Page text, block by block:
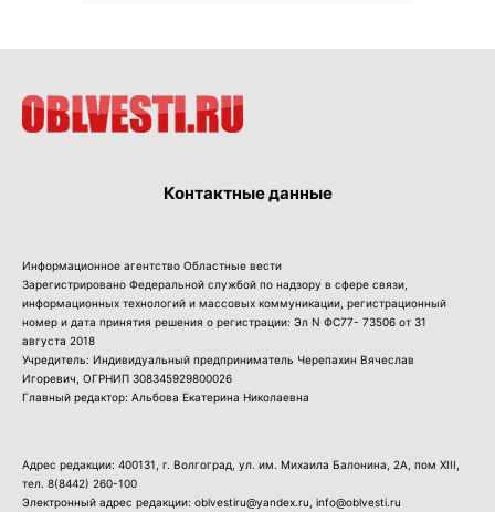
Контактные данные
Информационное агентство Областные вести
Зарегистрировано Федеральной службой по надзору в сфере связи,
информационных технологий и массовых коммуникации, регистрационный
номер и дата принятия решения о регистрации: Эл N ФС77- 73506 от 31
августа 2018
Учредитель: Индивидуальный предприниматель Черепахин Вячеслав
Игоревич, ОГРНИП 308345929800026
Главный редактор: Альбова Екатерина Николаевна
Адрес редакции: 400131, г. Волгоград, ул. им. Михаила Балонина, 2А, пом XIII,
тел. 8(8442) 260-100
Электронный адрес редакции: oblvestiru@yandex.ru, info@oblvesti.ru